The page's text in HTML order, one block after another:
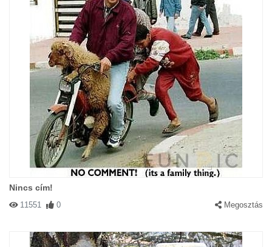
Nincs cím!
11551 0 Megosztás